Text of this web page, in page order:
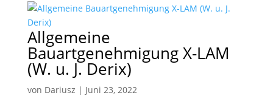
Allgemeine
Bauartgenehmigung X-LAM
(W. u. J. Derix)
von Dariusz | Juni 23, 2022